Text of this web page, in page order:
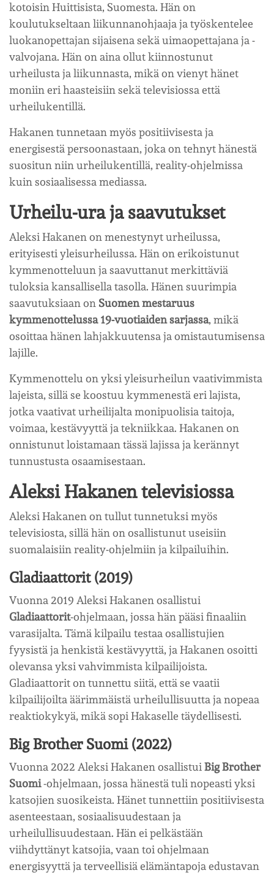
kotoisin Huittisista, Suomesta. Hän on
koulutukseltaan liikunnanohjaaja ja työskentelee
luokanopettajan sijaisena sekä uimaopettajana ja -
valvojana. Hän on aina ollut kiinnostunut
urheilusta ja liikunnasta, mikä on vienyt hänet
moniin eri haasteisiin sekä televisiossa että
urheilukentillä.
Hakanen tunnetaan myös positiivisesta ja
energisestä persoonastaan, joka on tehnyt hänestä
suositun niin urheilukentillä, reality-ohjelmissa
kuin sosiaalisessa mediassa.
Urheilu-ura ja saavutukset
Aleksi Hakanen on menestynyt urheilussa,
erityisesti yleisurheilussa. Hän on erikoistunut
kymmenotteluun ja saavuttanut merkittäviä
tuloksia kansallisella tasolla. Hänen suurimpia
saavutuksiaan on Suomen mestaruus
kymmenottelussa 19-vuotiaiden sarjassa, mikä
osoittaa hänen lahjakkuutensa ja omistautumisensa
lajille.
Kymmenottelu on yksi yleisurheilun vaativimmista
lajeista, sillä se koostuu kymmenestä eri lajista,
jotka vaativat urheilijalta monipuolisia taitoja,
voimaa, kestävyyttä ja tekniikkaa. Hakanen on
onnistunut loistamaan tässä lajissa ja kerännyt
tunnustusta osaamisestaan.
Aleksi Hakanen televisiossa
Aleksi Hakanen on tullut tunnetuksi myös
televisiosta, sillä hän on osallistunut useisiin
suomalaisiin reality-ohjelmiin ja kilpailuihin.
Gladiaattorit (2019)
Vuonna 2019 Aleksi Hakanen osallistui
Gladiaattorit-ohjelmaan, jossa hän pääsi finaaliin
varasijalta. Tämä kilpailu testaa osallistujien
fyysistä ja henkistä kestävyyttä, ja Hakanen osoitti
olevansa yksi vahvimmista kilpailijoista.
Gladiaattorit on tunnettu siitä, että se vaatii
kilpailijoilta äärimmäistä urheilullisuutta ja nopeaa
reaktiokykyä, mikä sopi Hakaselle täydellisesti.
Big Brother Suomi (2022)
Vuonna 2022 Aleksi Hakanen osallistuiBig Brother
Suomi-ohjelmaan, jossa hänestä tuli nopeasti yksi
katsojien suosikeista. Hänet tunnettiin positiivisesta
asenteestaan, sosiaalisuudestaan ja
urheilullisuudestaan. Hän ei pelkästään
viihdyttänyt katsojia, vaan toi ohjelmaan
energisyyttä ja terveellisiä elämäntapoja edustavan